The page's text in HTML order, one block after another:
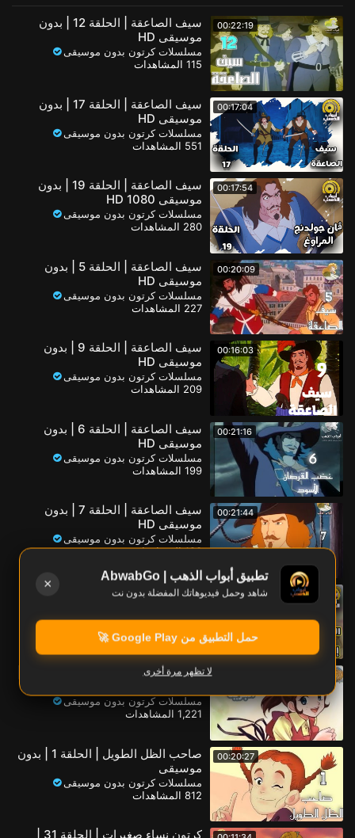
00:22:19
سيف الصاعقة | الحلقة 12 | بدون
موسيقى HD
مسلسلات كرتون بدون موسيقى
115 المشاهدات
00:17:04
سيف الصاعقة | الحلقة 17 | بدون
موسيقى HD
مسلسلات كرتون بدون موسيقى
551 المشاهدات
00:17:54
سيف الصاعقة | الحلقة 19 | بدون
موسيقى 1080 HD
مسلسلات كرتون بدون موسيقى
280 المشاهدات
00:20:09
سيف الصاعقة | الحلقة 5 | بدون
موسيقى HD
مسلسلات كرتون بدون موسيقى
227 المشاهدات
00:16:03
سيف الصاعقة | الحلقة 9 | بدون
موسيقى HD
مسلسلات كرتون بدون موسيقى
209 المشاهدات
00:21:16
سيف الصاعقة | الحلقة 6 | بدون
موسيقى HD
مسلسلات كرتون بدون موسيقى
199 المشاهدات
00:21:44
سيف الصاعقة | الحلقة 7 | بدون
موسيقى HD
مسلسلات كرتون بدون موسيقى
190 المشاهدات
00:32:31
سيف الصاعقة الحلقة 24 والأخيرة
مسلسلات كرتون بدون موسيقى
مسلسلات كرتون بدون موسيقى
1,221 المشاهدات
00:20:27
صاحب الظل الطويل | الحلقة 1 | بدون
موسيقى
مسلسلات كرتون بدون موسيقى
812 المشاهدات
تطبيق أبواب الذهب | AbwabGo
شاهد وحمل فيديوهاتك المفضلة بدون نت
×
حمل التطبيق من Google Play 🚀
لا تظهر مرة أخرى